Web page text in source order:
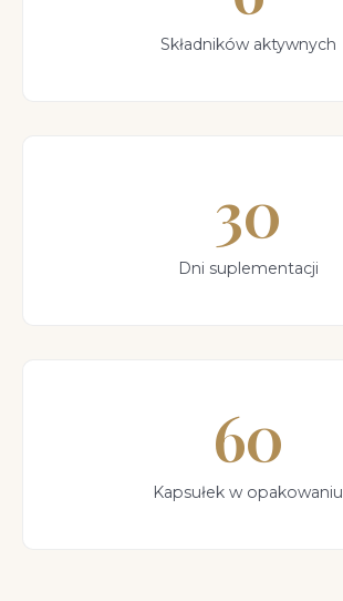
Składników aktywnych
30
Dni suplementacji
60
Kapsułek w opakowaniu